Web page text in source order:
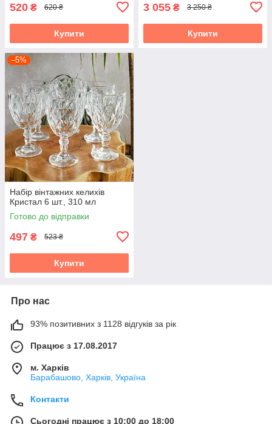
520 ₴ 620 ₴
Купити
3 055 ₴ 3 250 ₴
Купити
–5%
Набір вінтажних келихів
Кристал 6 шт., 310 мл
Готово до відправки
497 ₴ 523 ₴
Купити
Про нас
93% позитивних з 1128 відгуків за рік
Працює з 17.08.2017
м. Харків
Барабашово, Харків, Україна
Контакти
Сьогодні працює з 10:00 до 18:00